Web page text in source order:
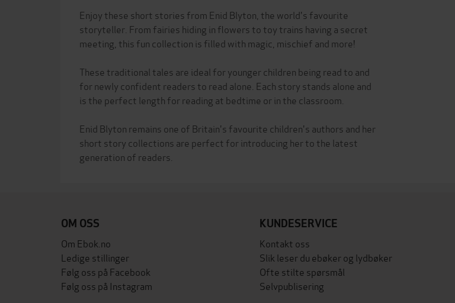
Enjoy these short stories from Enid Blyton, the world's favourite
storyteller. From fairies hiding in flowers to toy trains having a secret
meeting, this fun collection is filled with magic, mischief and more!
These traditional tales are ideal for younger children being read to and
for newly confident readers to read alone. Each story stands alone and
is the perfect length for reading at bedtime or in the classroom.
Enid Blyton remains one of Britain's favourite children's authors and her
short story collections are perfect for introducing her to the latest
OM OSS
Om Ebok.no
Ledige stillinger
Følg oss på Facebook
Følg oss på Instagram
KUNDESERVICE
Kontakt oss
Slik leser du ebøker og lydbøker
Ofte stilte spørsmål
Selvpublisering